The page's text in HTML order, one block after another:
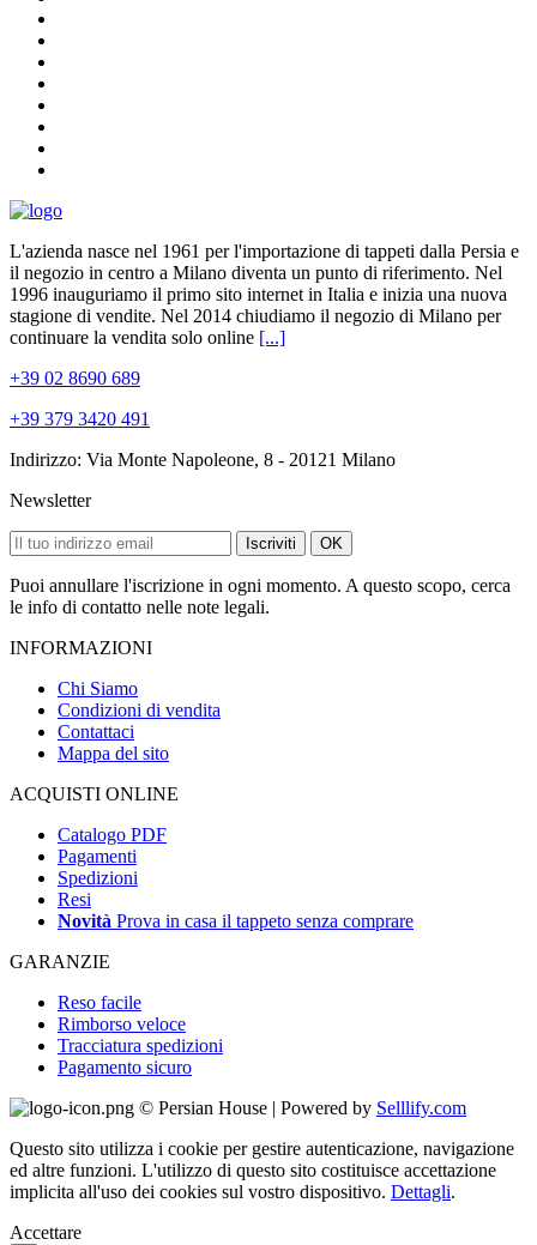
L'azienda nasce nel 1961 per l'importazione di tappeti dalla Persia e
il negozio in centro a Milano diventa un punto di riferimento. Nel
1996 inauguriamo il primo sito internet in Italia e inizia una nuova
stagione di vendite. Nel 2014 chiudiamo il negozio di Milano per
continuare la vendita solo online [...]
+39 02 8690 689
+39 379 3420 491
Indirizzo: Via Monte Napoleone, 8 - 20121 Milano
Newsletter
Iscriviti OK
Puoi annullare l'iscrizione in ogni momento. A questo scopo, cerca
le info di contatto nelle note legali.
INFORMAZIONI
Chi Siamo
Condizioni di vendita
Contattaci
Mappa del sito
ACQUISTI ONLINE
Catalogo PDF
Pagamenti
Spedizioni
Resi
Novità Prova in casa il tappeto senza comprare
GARANZIE
Reso facile
Rimborso veloce
Tracciatura spedizioni
Pagamento sicuro
© Persian House | Powered by Selllify.com
Questo sito utilizza i cookie per gestire autenticazione, navigazione
ed altre funzioni. L'utilizzo di questo sito costituisce accettazione
implicita all'uso dei cookies sul vostro dispositivo. Dettagli.
Accettare